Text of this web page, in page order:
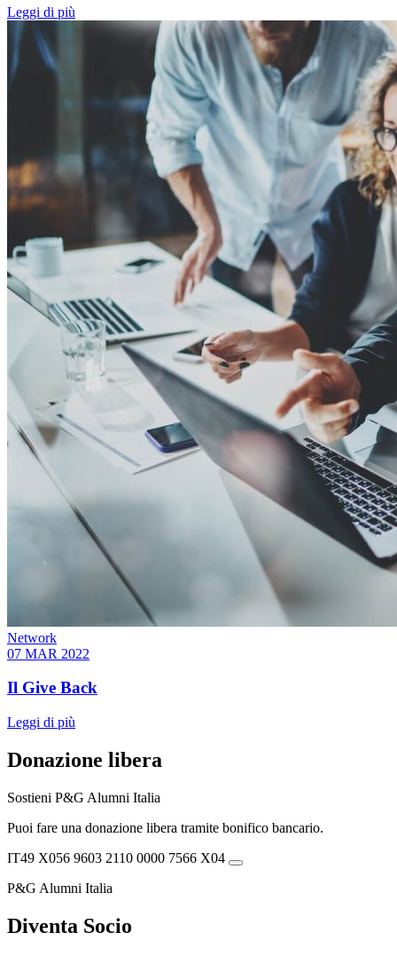
Leggi di più
Network
07 MAR 2022
Il Give Back
Leggi di più
Donazione libera
Sostieni P&G Alumni Italia
Puoi fare una donazione libera tramite bonifico bancario.
IT49 X056 9603 2110 0000 7566 X04
P&G Alumni Italia
Diventa Socio